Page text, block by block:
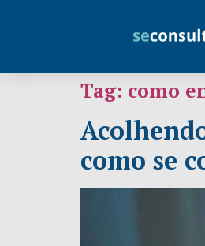
Tag: como
como se